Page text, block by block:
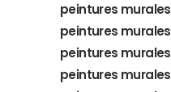
peintures
peintures
peintures
peintures